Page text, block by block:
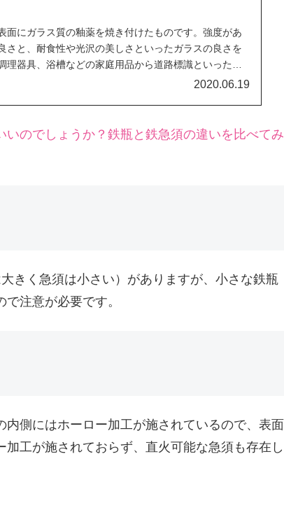
面にガラス質の釉薬を焼き付けたものです。強度があ
さと、耐食性や光沢の美しさといったガラスの良さを
理器具、浴槽などの家庭用品から道路標識といった物
2020.06.19
のでしょうか？鉄瓶と鉄急須の違いを比べてみ
きく急須は小さい）がありますが、小さな鉄瓶
注意が必要です。
側にはホーロー加工が施されているので、表面
工が施されておらず、直火可能な急須も存在し